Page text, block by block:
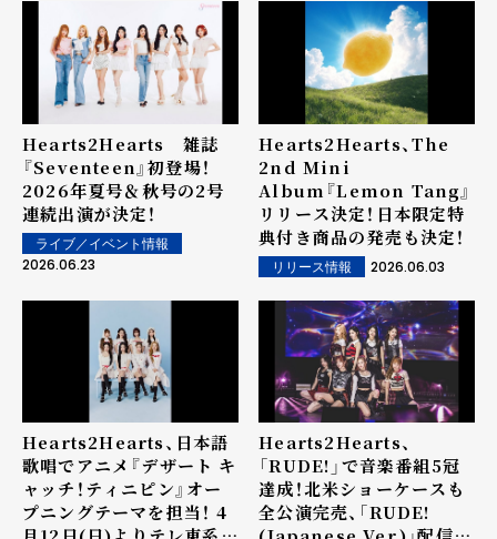
Hearts2Hearts 雑誌
『Seventeen』初登場！
2026年夏号＆秋号の2号
連続出演が決定！
ライブ／イベント情報
2026.06.23
Hearts2Hearts、The
2nd Mini
Album『Lemon Tang』
リリース決定！日本限定特
典付き商品の発売も決定！
リリース情報 2026.06.03
Hearts2Hearts、日本語
歌唱でアニメ『デザート キ
ャッチ！ティニピン』オー
プニングテーマを担当！ 4
Hearts2Hearts、
「RUDE!」で音楽番組5冠
達成！北米ショーケースも
全公演完売、「RUDE!